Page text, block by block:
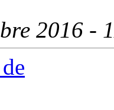
2016 -